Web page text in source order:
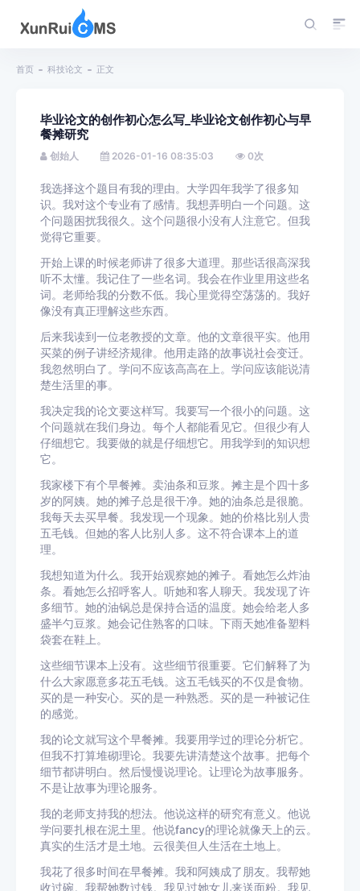
首页 科技论文 正文
毕业论文的创作初心怎么写_毕业论文创作初心与早
餐摊研究
创始人 2026-01-16 08:35:03 0次
我选择这个题目有我的理由。大学四年我学了很多知
识。我对这个专业有了感情。我想弄明白一个问题。这
个问题困扰我很久。这个问题很小没有人注意它。但我
觉得它重要。
开始上课的时候老师讲了很多大道理。那些话很高深我
听不太懂。我记住了一些名词。我会在作业里用这些名
词。老师给我的分数不低。我心里觉得空荡荡的。我好
像没有真正理解这些东西。
后来我读到一位老教授的文章。他的文章很平实。他用
买菜的例子讲经济规律。他用走路的故事说社会变迁。
我忽然明白了。学问不应该高高在上。学问应该能说清
楚生活里的事。
我决定我的论文要这样写。我要写一个很小的问题。这
个问题就在我们身边。每个人都能看见它。但很少有人
仔细想它。我要做的就是仔细想它。用我学到的知识想
它。
我家楼下有个早餐摊。卖油条和豆浆。摊主是个四十多
岁的阿姨。她的摊子总是很干净。她的油条总是很脆。
我每天去买早餐。我发现一个现象。她的价格比别人贵
五毛钱。但她的客人比别人多。这不符合课本上的道
理。
我想知道为什么。我开始观察她的摊子。看她怎么炸油
条。看她怎么招呼客人。听她和客人聊天。我发现了许
多细节。她的油锅总是保持合适的温度。她会给老人多
盛半勺豆浆。她会记住熟客的口味。下雨天她准备塑料
袋套在鞋上。
这些细节课本上没有。这些细节很重要。它们解释了为
什么大家愿意多花五毛钱。这五毛钱买的不仅是食物。
买的是一种安心。买的是一种熟悉。买的是一种被记住
的感觉。
我的论文就写这个早餐摊。我要用学过的理论分析它。
但我不打算堆砌理论。我要先讲清楚这个故事。把每个
细节都讲明白。然后慢慢说理论。让理论为故事服务。
不是让故事为理论服务。
我的老师支持我的想法。他说这样的研究有意义。他说
学问要扎根在泥土里。他说fancy的理论就像天上的云。
真实的生活才是土地。云很美但人生活在土地上。
我花了很多时间在早餐摊。我和阿姨成了朋友。我帮她
收过碗。我帮她数过钱。我见过她女儿来送面粉。我见